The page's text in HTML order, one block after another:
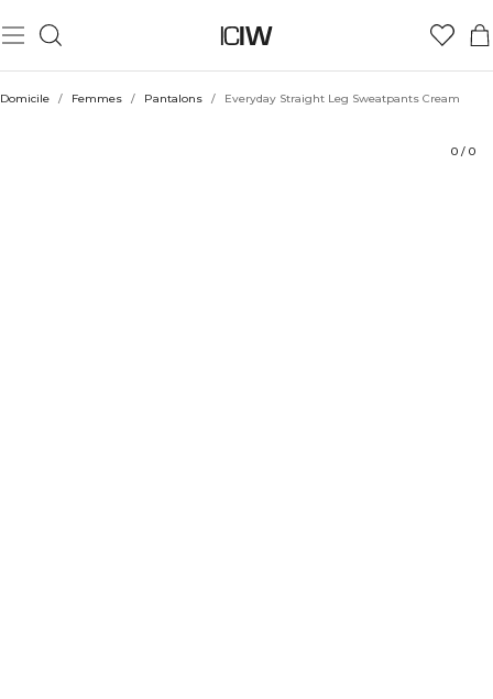
Domicile / Femmes / Pantalons / Everyday Straight Leg Sweatpants Cream
0 / 0